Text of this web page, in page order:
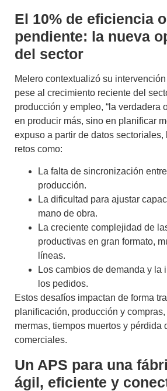
El 10% de eficiencia
pendiente: la nueva
del sector
Melero contextualizó su
pese al crecimiento reciente del
producción y empleo, “la verdadera
en producir más, sino en planificar
expuso a partir de datos sectoriales,
retos como:
La falta de sincronización
producción.
La dificultad para ajustar
mano de obra.
La creciente complejidad de
productivas en gran formato,
líneas.
Los cambios de demanda y la
los pedidos.
Estos desafíos impactan de forma
planificación, producción y
mermas, tiempos muertos y pérdida
comerciales.
Un APS para una
ágil, eficiente y